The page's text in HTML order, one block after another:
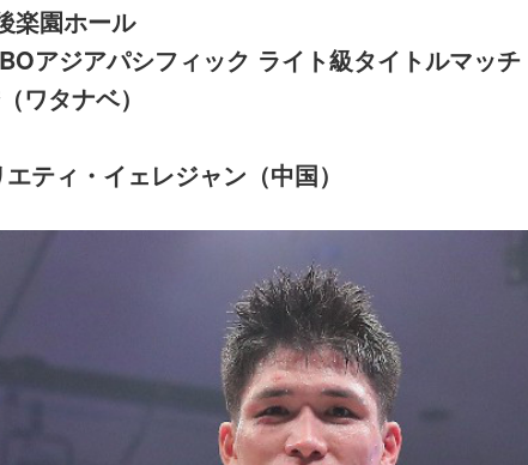
楽園ホール
アジアパシフィック ライト級タイトルマッチ
ワタナベ）
ティ・イェレジャン（中国）